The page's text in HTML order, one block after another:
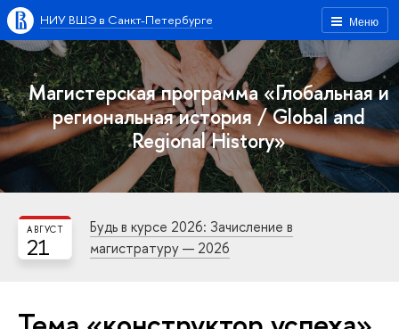
Меню
НИУ ВШЭ в Санкт-Петербурге
Магистерская программа «Глобальная и
региональная история / Global and
Regional History»
21
АВГУСТ
Будь в курсе 2026: Зачисление в
магистратуру — 2026